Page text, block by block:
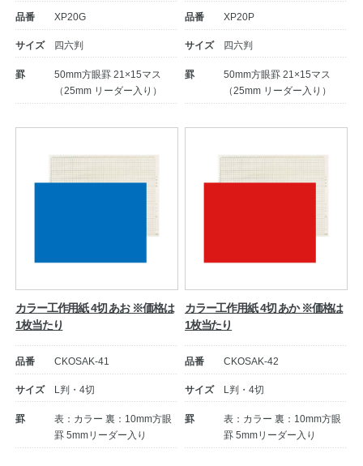
品番 XP20G
サイズ 四六判
罫
50mm方眼罫 21×15マス
（25mm リーダー入り）
品番 XP20P
サイズ 四六判
罫
50mm方眼罫 21×15マス
（25mm リーダー入り）
カラー工作用紙 4切 あお ※価格は
1枚当たり
品番 CKOSAK-41
サイズ L判・4切
罫
表：カラー 裏：10mm方眼
罫 5mmリーダー入り
カラー工作用紙 4切 あか ※価格は
1枚当たり
品番 CKOSAK-42
サイズ L判・4切
罫
表：カラー 裏：10mm方眼
罫 5mmリーダー入り